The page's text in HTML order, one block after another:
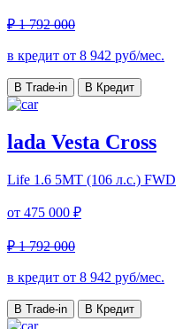
₽ 1 792 000
в кредит от 8 942 руб/мес.
В Trade-in В Кредит
lada Vesta Cross
Life 1.6 5MT (106 л.с.) FWD
от 475 000 ₽
₽ 1 792 000
в кредит от 8 942 руб/мес.
В Trade-in В Кредит